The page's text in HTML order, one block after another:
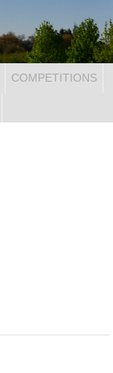
COMPETITIONS